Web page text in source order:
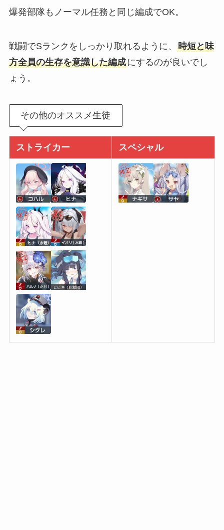
爆発部隊もノーマル任務と同じ編成でOK。
戦闘でSランクをしっかり取れるように、 時短と味
方全員の生存を意識した編成にするのが良いでし
ょう。
その他のオススメ生徒
ストライカー スペシャル